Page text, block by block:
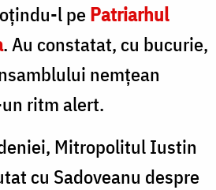
l pePatriarhul
. Au constatat, cu bucurie,
nemţean
ritm alert.
Mitropolitul Iustin
cu Sadoveanu despre